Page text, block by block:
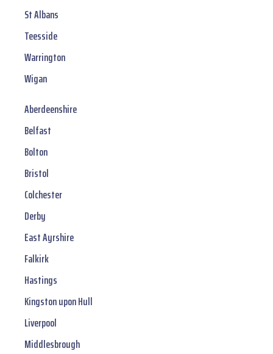
St Albans
Teesside
Warrington
Wigan
Aberdeenshire
Belfast
Bolton
Bristol
Colchester
Derby
East Ayrshire
Falkirk
Hastings
Kingston upon Hull
Liverpool
Middlesbrough